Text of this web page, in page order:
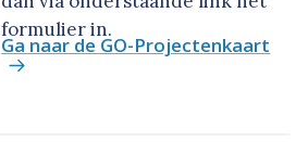
formulier in.
Ga naar de GO-Projectenkaart